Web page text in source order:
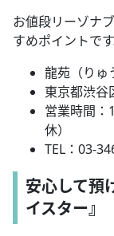
お値段リーゾナ
すめポイントです
龍苑（りゅ
東京都渋谷
営業時間：
休）
TEL ： 03-
安心して預
イスター』